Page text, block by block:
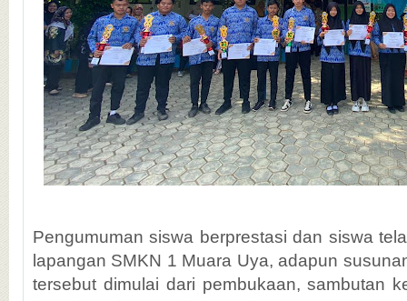
Pengumuman siswa berprestasi dan siswa
lapangan SMKN 1 Muara Uya, adapun
tersebut dimulai dari pembukaan, sambutan